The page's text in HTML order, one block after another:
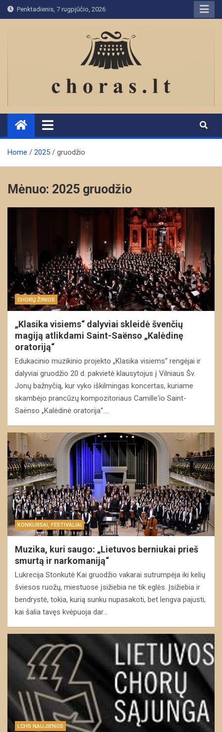
Skip
to
Penktadienis, 7 rugpjūčio, 2026
Home 2025 gruodžio
Mėnuo: 2025 gruodžio
CHORŲ ŽINIOS
„Klasika visiems“ dalyviai skleidė švenčių
magiją atlikdami Saint-Saënso „Kalėdinę
oratoriją“
Edukacinio muzikinio projekto „Klasika visiems“ rengėjai ir
dalyviai gruodžio 20 d. pakvietė klausytojus į Vilniaus Šv.
Jonų bažnyčią, kur vyko iškilmingas koncertas, kuriame
skambėjo prancūzų kompozitoriaus Camille‘io Saint-
Saënso „Kalėdinė oratorija“.…
KONKURSAI, FESTIVALIAI
Muzika, kuri saugo: „Lietuvos berniukai prieš
smurtą ir narkomaniją“
Lukrecija Stonkutė Kai gruodžio vakarai sutrumpėja iki kelių
šviesos ruožų, miestuose įsižiebia ne tik eglės. Įsižiebia ir
bendrystė, tokia, kurią sunku nupasakoti, bet lengva pajusti,
kai šalia tavęs kvėpuoja dar…
LCHS NAUJIENOS